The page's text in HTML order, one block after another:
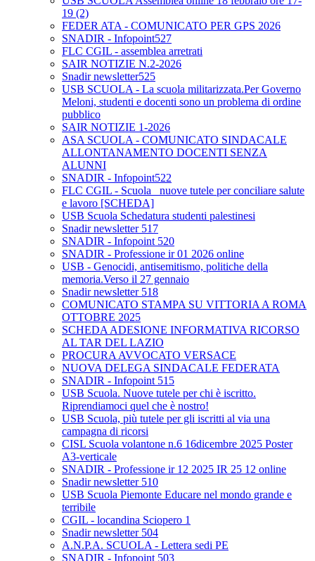
19 (2)
FEDER ATA - COMUNICATO PER GPS 2026
SNADIR - Infopoint527
FLC CGIL - assemblea arretrati
SAIR NOTIZIE N.2-2026
Snadir newsletter525
USB SCUOLA - La scuola militarizzata.Per Governo
Meloni, studenti e docenti sono un problema di ordine
pubblico
SAIR NOTIZIE 1-2026
ASA SCUOLA - COMUNICATO SINDACALE
ALLONTANAMENTO DOCENTI SENZA
ALUNNI
SNADIR - Infopoint522
FLC CGIL - Scuola_ nuove tutele per conciliare salute
e lavoro [SCHEDA]
USB Scuola Schedatura studenti palestinesi
Snadir newsletter 517
SNADIR - Infopoint 520
SNADIR - Professione ir 01 2026 online
USB - Genocidi, antisemitismo, politiche della
memoria.Verso il 27 gennaio
Snadir newsletter 518
COMUNICATO STAMPA SU VITTORIA A ROMA
OTTOBRE 2025
SCHEDA ADESIONE INFORMATIVA RICORSO
AL TAR DEL LAZIO
PROCURA AVVOCATO VERSACE
NUOVA DELEGA SINDACALE FEDERATA
SNADIR - Infopoint 515
USB Scuola. Nuove tutele per chi è iscritto.
Riprendiamoci quel che è nostro!
USB Scuola, più tutele per gli iscritti al via una
campagna di ricorsi
CISL Scuola volantone n.6 16dicembre 2025 Poster
A3-verticale
SNADIR - Professione ir 12 2025 IR 25 12 online
Snadir newsletter 510
USB Scuola Piemonte Educare nel mondo grande e
terribile
CGIL - locandina Sciopero 1
Snadir newsletter 504
A.N.P.A. SCUOLA - Lettera sedi PE
SNADIR - Infopoint 503